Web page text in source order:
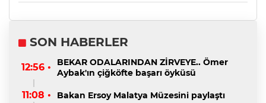
SON HABERLER
12:56 •
BEKAR ODALARINDAN ZİRVEYE.. Ömer
Aybak'ın çiğköfte başarı öyküsü
11:08 • Bakan Ersoy Malatya Müzesini paylaştı